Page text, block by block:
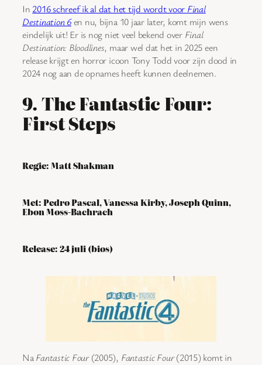
In 2016 schreef ik al dat het tijd wordt voor Final
Destination 6en nu, bijna 10 jaar later, komt mijn wens
eindelijk uit! Er is nog niet veel bekend over Final
Destination: Bloodlines, maar wel dat het in 2025 een
release krijgt en horror icoon Tony Todd voor zijn dood in
2024 nog aan de opnames heeft kunnen deelnemen.
9. The Fantastic Four:
First Steps
Regie: Matt Shakman
Met: Pedro Pascal, Vanessa Kirby, Joseph Quinn,
Ebon Moss-Bachrach
Release: 24 juli (bios)
NaFantastic Four(2005), Fantastic Four(2015) komt in